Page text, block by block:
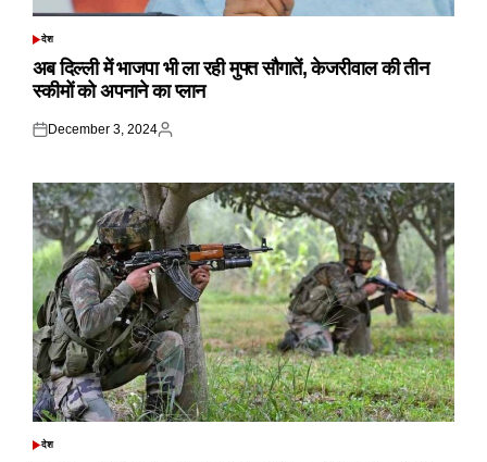
POSTED
देश
अब दिल्ली में भाजपा भी ला रही मुफ्त सौगातें, केजरीवाल की तीन
स्कीमों को अपनाने का प्लान
Posted
December 3, 2024
Posted
POSTED
देश